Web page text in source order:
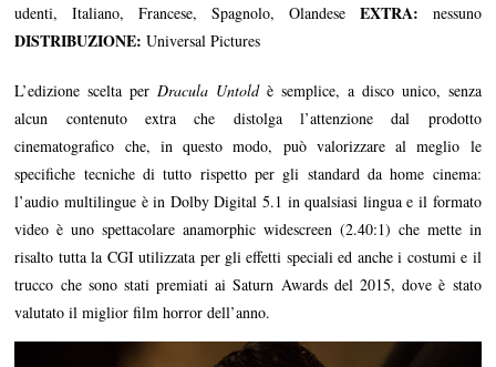
udenti, Italiano, Francese, Spagnolo, Olandese EXTRA: nessuno
DISTRIBUZIONE: Universal Pictures
L’edizione scelta perDracula Untoldè semplice, a disco unico, senza
alcun contenuto extra che distolga l’attenzione dal prodotto
cinematografico che, in questo modo, può valorizzare al meglio le
specifiche tecniche di tutto rispetto per gli standard da home cinema:
l’audio multilingue è in Dolby Digital 5.1 in qualsiasi lingua e il formato
video è uno spettacolare anamorphic widescreen (2.40:1) che mette in
risalto tutta la CGI utilizzata per gli effetti speciali ed anche i costumi e il
trucco che sono stati premiati ai Saturn Awards del 2015, dove è stato
valutato il miglior film horror dell’anno.